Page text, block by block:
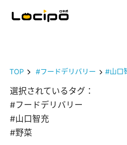
TOP #フードデリバリー #山口
選択されているタグ：
#フードデリバリー
#山口智充
#野菜